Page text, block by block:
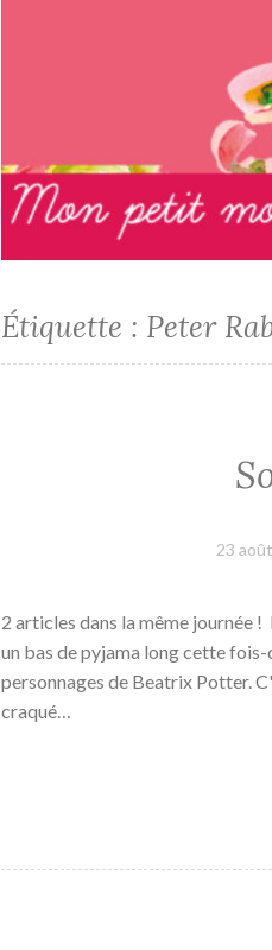
Étiquette : Peter
23
2 articles dans la même journée
un bas de pyjama long cette
personnages de Beatrix Potter.
craqué…